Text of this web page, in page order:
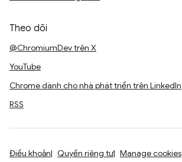
Theo dõi
@ChromiumDev trên X
YouTube
Chrome dành cho nhà phát triển trên LinkedIn
RSS
Điều khoản Quyền riêng tư Manage cookies